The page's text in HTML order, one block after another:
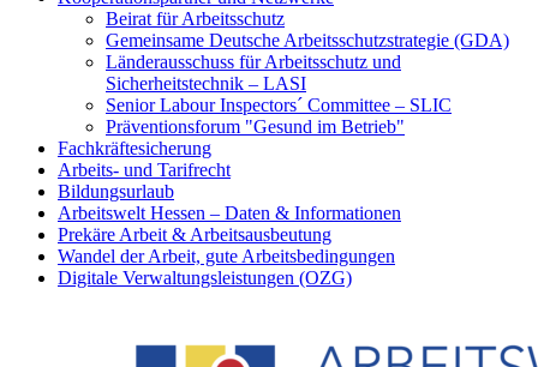
Beirat für Arbeitsschutz
Gemeinsame Deutsche Arbeitsschutzstrategie (GDA)
Länderausschuss für Arbeitsschutz und
Sicherheitstechnik – LASI
Senior Labour Inspectors´ Committee – SLIC
Präventionsforum "Gesund im Betrieb"
Fachkräftesicherung
Arbeits- und Tarifrecht
Bildungsurlaub
Arbeitswelt Hessen – Daten & Informationen
Prekäre Arbeit & Arbeitsausbeutung
Wandel der Arbeit, gute Arbeitsbedingungen
Digitale Verwaltungsleistungen (OZG)